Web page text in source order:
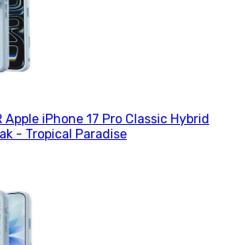
Apple iPhone 17 Pro Classic Hybrid
- Tropical Paradise